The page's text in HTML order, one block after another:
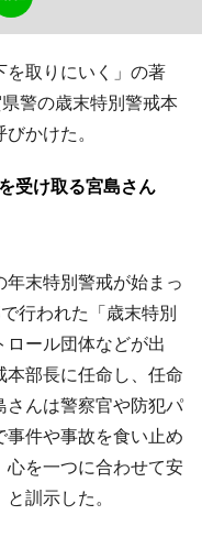
取りにいく」の著
警の歳末特別警戒本
かけた。
受け取る宮島さん
末特別警戒が始まっ
行われた「歳末特別
ール団体などが出
本部長に任命し、任命
さんは警察官や防犯パ
事件や事故を食い止め
心を一つに合わせて安
訓示した。